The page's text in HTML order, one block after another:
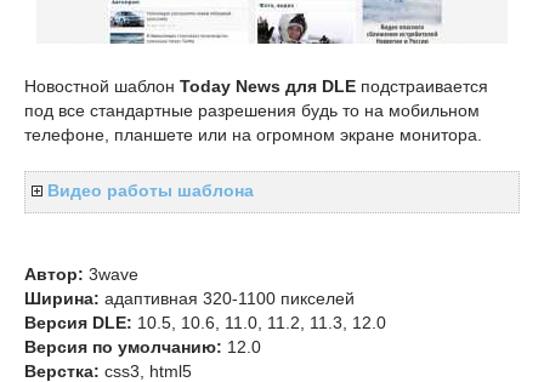
Новостной шаблон Today News для DLE подстраивается
под все стандартные разрешения будь то на мобильном
телефоне, планшете или на огромном экране монитора.
Видео работы шаблона
Автор: 3wave
Ширина: адаптивная 320-1100 пикселей
Версия DLE: 10.5, 10.6, 11.0, 11.2, 11.3, 12.0
Версия по умолчанию: 12.0
Верстка: css3, html5